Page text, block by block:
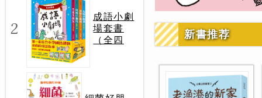
2
成語小劇
場套書
（全四
新書推荐